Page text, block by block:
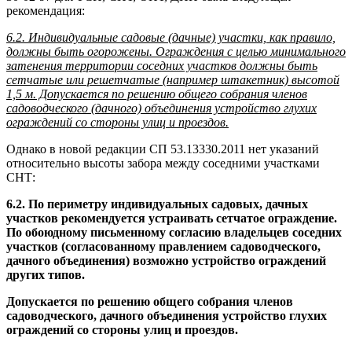
рекомендация:
6.2. Индивидуальные садовые (дачные) участки, как правило,
должны быть огорожены. Ограждения с целью минимального
затенения территории соседних участков должны быть
сетчатые или решетчатые (например штакетник) высотой
1,5 м. Допускается по решению общего собрания членов
садоводческого (дачного) объединения устройство глухих
ограждений со стороны улиц и проездов.
Однако в новой редакции СП 53.13330.2011 нет указаний
относительно высоты забора между соседними участками
СНТ:
6.2. По периметру индивидуальных садовых, дачных
участков рекомендуется устраивать сетчатое ограждение.
По обоюдному письменному согласию владельцев соседних
участков (согласованному правлением садоводческого,
дачного объединения) возможно устройство ограждений
других типов.
Допускается по решению общего собрания членов
садоводческого, дачного объединения устройство глухих
ограждений со стороны улиц и проездов.